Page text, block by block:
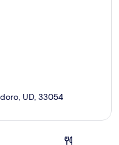
UD, 33054